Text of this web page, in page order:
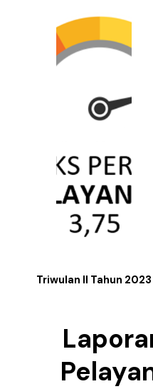
Triwulan II Tahun 2023